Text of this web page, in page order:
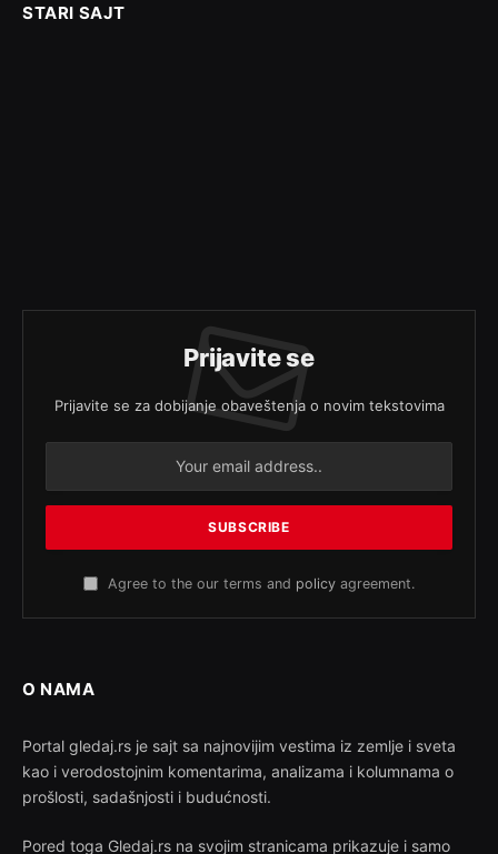
STARI SAJT
Prijavite se
Prijavite se za dobijanje obaveštenja o novim tekstovima
Agree to the our terms and policy agreement.
O NAMA
Portal gledaj.rs je sajt sa najnovijim vestima iz zemlje i sveta
kao i verodostojnim komentarima, analizama i kolumnama o
prošlosti, sadašnjosti i budućnosti.
Pored toga Gledaj.rs na svojim stranicama prikazuje i samo